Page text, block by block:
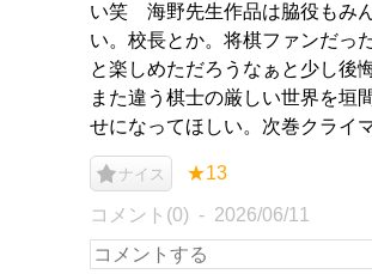
い笑 海野先生作品は脇役もみ
い。校長とか。将棋ファンだっ
と楽しめただろうなぁと少し後
また違う棋士の厳しい世界を垣
せになってほしい。次巻クライ
ナイス ★13
コメント(0) 2026/06/11